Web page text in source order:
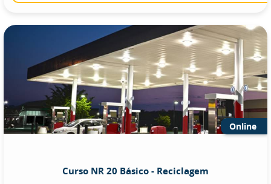
Online
Curso NR 20 Básico - Reciclagem